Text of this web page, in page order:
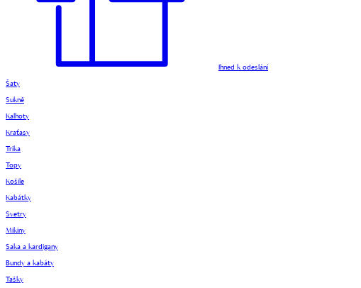
Ihned k odeslání
Šaty
Sukně
Kalhoty
Kraťasy
Trika
Topy
Košile
Kabátky
Svetry
Mikiny
Saka a kardigany
Bundy a kabáty
Tašky